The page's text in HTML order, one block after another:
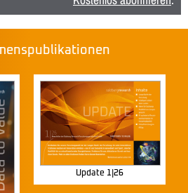
Update 1|26